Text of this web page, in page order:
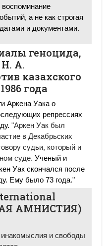
воспоминание
а не как строгая
и документами.
геноцида,
Н. А.
казахского
года
Аркена Уака о
репрессиях
"Аркен Уак был
в Декабрьских
судьи, который и
суде. Ученый и
Уак скончался после
Ему было 73 года."
АМНИСТИЯ)
и свободы